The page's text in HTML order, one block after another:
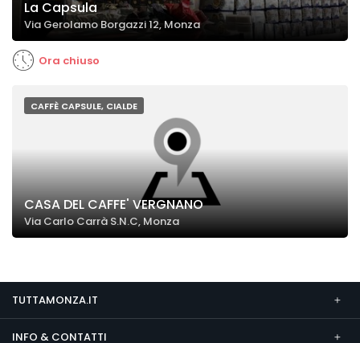
La Capsula
Via Gerolamo Borgazzi 12, Monza
Ora chiuso
CAFFÈ CAPSULE, CIALDE
CASA DEL CAFFE' VERGNANO
Via Carlo Carrà S.N.C, Monza
TUTTAMONZA.IT
INFO & CONTATTI